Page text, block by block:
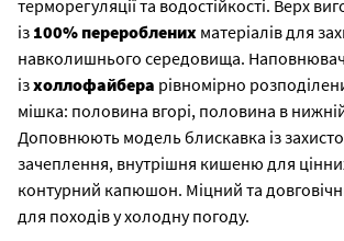
терморегуляції та водостійкості. Верх
із 100% перероблених матеріалів для
навколишнього середовища. Наповнювач
ізхоллофайбера рівномірно
мішка: половина вгорі, половина в
Доповнюють модель блискавка із
зачеплення, внутрішня кишеню для
контурний капюшон. Міцний та
для походів у холодну погоду.